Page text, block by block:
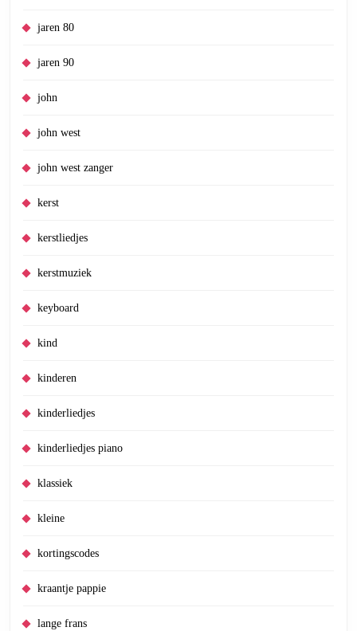
jaren 80
jaren 90
john
john west
john west zanger
kerst
kerstliedjes
kerstmuziek
keyboard
kind
kinderen
kinderliedjes
kinderliedjes piano
klassiek
kleine
kortingscodes
kraantje pappie
lange frans